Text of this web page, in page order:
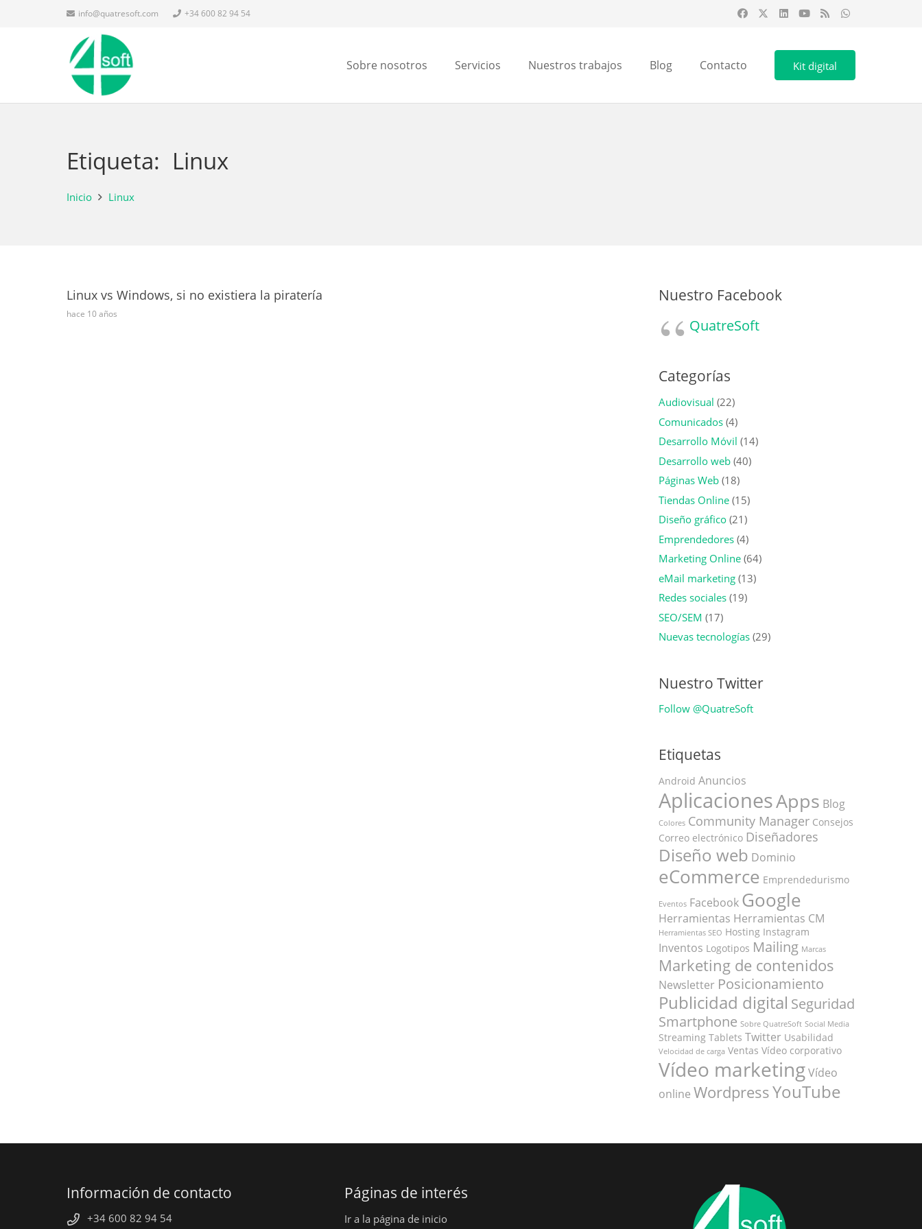
info@quatresoft.com +34 600 82 94 54
Sobre nosotros Servicios Nuestros trabajos Blog Contacto Kit digital
Etiqueta: Linux
Inicio Linux
Linux vs Windows, si no existiera la piratería
hace 10 años
Nuestro Facebook
QuatreSoft
Categorías
Audiovisual (22)
Comunicados(4)
Desarrollo Móvil (14)
Desarrollo web(40)
Páginas Web(18)
Tiendas Online(15)
Diseño gráfico(21)
Emprendedores(4)
Marketing Online(64)
eMail marketing(13)
Redes sociales(19)
SEO/SEM (17)
Nuevas tecnologías(29)
Nuestro Twitter
Follow @QuatreSoft
Etiquetas
Android Anuncios
AplicacionesApps Blog
Colores Community Manager Consejos
Correo electrónico Diseñadores
Diseño web Dominio
eCommerce Emprendedurismo
Eventos Facebook Google
Herramientas Herramientas CM
Herramientas SEO Hosting Instagram
Inventos Logotipos Mailing Marcas
Marketing de contenidos
Newsletter Posicionamiento
Publicidad digital Seguridad
Smartphone Sobre QuatreSoft Social Media
Streaming Tablets Twitter Usabilidad
Velocidad de carga Ventas Vídeo corporativo
Vídeo marketing Vídeo
online WordpressYouTube
Información de contacto
+34 600 82 94 54
Páginas de interés
Ir a la página de inicio